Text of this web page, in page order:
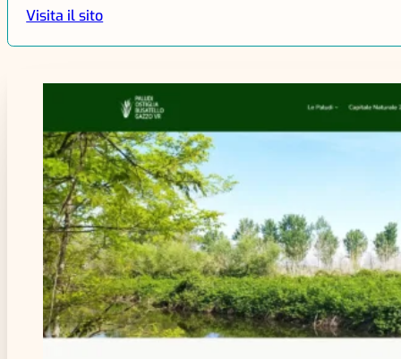
Visita il sito